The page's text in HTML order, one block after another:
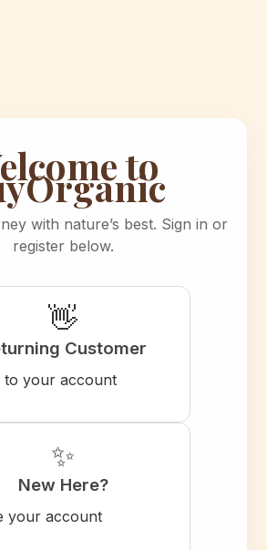
to
with nature’s best. Sign in or
register below.
👋
Customer
to your account
✨
New Here?
your account